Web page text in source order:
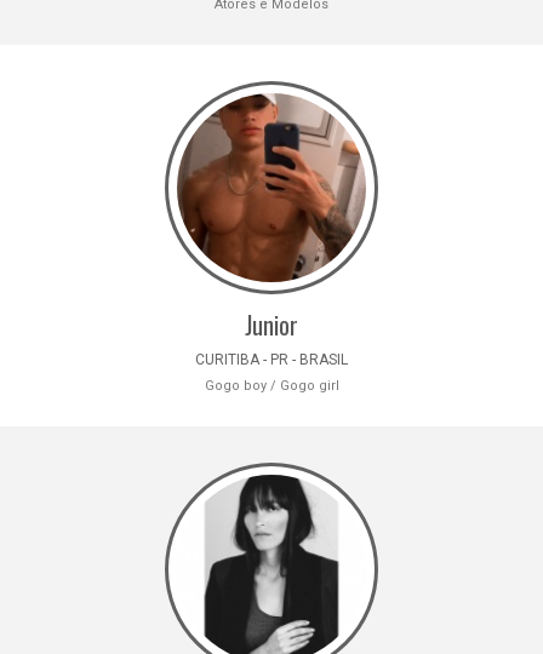
Atores e Modelos
Junior
CURITIBA - PR - BRASIL
Gogo boy / Gogo girl